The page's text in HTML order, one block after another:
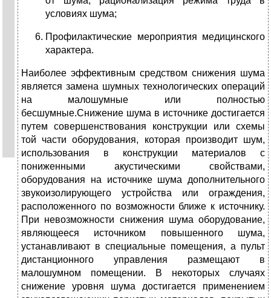
условиях шума;
Профилактические мероприятия медицинского
характера.
Наиболее эффективным сред­ством снижения шума
является за­мена шумных технологических опе­раций
на малошумные или полнос­тью
бесшумные.Снижение шума в источнике достигается
путем со­вершенствования конструкции или схемы
той части оборудования, ко­торая производит шум,
использования в конструкции материалов с
пониженными акустическими свой­ствами,
оборудования на источнике шума дополнительного
звукоизоли­рующего устройства или огражде­ния,
расположенного по возможно­сти ближе к источнику.
При невозможности снижения шума оборудование,
являющееся источни­ком повышенного шума,
устанавли­вают в специальные помещения, а пульт
дистанционного управления размещают в
малошумном помеще­нии. В некоторых случаях
снижение уровня шума достигается применением